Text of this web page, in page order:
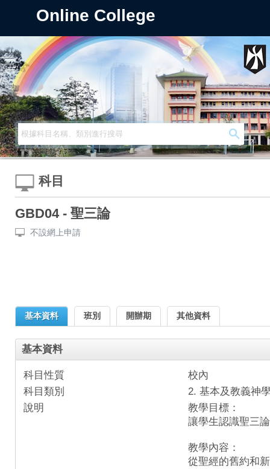
Online College
科目
GBD04 - 聖三論
不設網上申請
基本資料 班別 開辦期 其他資料
基本資料
科目性質
校內
科目類別
2. 基本及教義神
說明
教學目標：
讓學生認識聖三
教學內容：
從聖經的舊約和